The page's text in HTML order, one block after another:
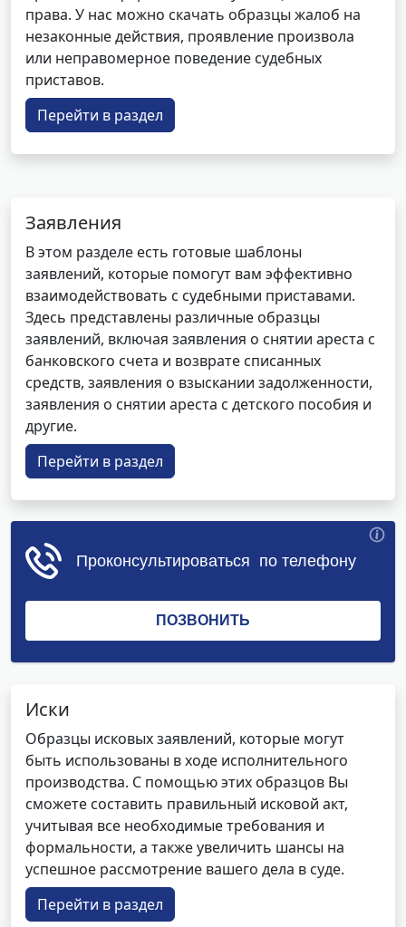
права. У нас можно скачать образцы жалоб на
незаконные действия, проявление произвола
или неправомерное поведение судебных
приставов.
Перейти в раздел
Заявления
В этом разделе есть готовые шаблоны
заявлений, которые помогут вам эффективно
взаимодействовать с судебными приставами.
Здесь представлены различные образцы
заявлений, включая заявления о снятии ареста с
банковского счета и возврате списанных
средств, заявления о взыскании задолженности,
заявления о снятии ареста с детского пособия и
другие.
Перейти в раздел
Иски
Образцы исковых заявлений, которые могут
быть использованы в ходе исполнительного
производства. С помощью этих образцов Вы
сможете составить правильный исковой акт,
учитывая все необходимые требования и
формальности, а также увеличить шансы на
успешное рассмотрение вашего дела в суде.
Перейти в раздел